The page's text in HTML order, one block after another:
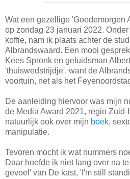
Wat een gezellige 'Goedemorgen
op zondag 23 januari 2022.
koffie, nam ik plaats achter de
Albrandswaard. Een mooi
Kees Spronk en geluidsman
'thuiswedstrijdje', want de
voortuin, net als het
De aanleiding hiervoor was mijn
de Media Award 2021, regio
natuurlijk ook over mijn boek,
manipulatie.
Tevoren mocht ik wat nummers
Daar hoefde ik niet lang over na
gevoel' van De kast, 'I'm still